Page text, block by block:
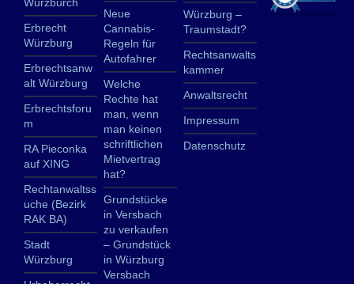
Erbrecht
Würzburg
Erbrechtsanw
alt Würzburg
Erbrechtsforu
m
RA Pieconka
auf XING
Rechtanwaltss
uche (Bezirk
RAK BA)
Stadt
Würzburg
Neue
Cannabis-
Regeln für
Autofahrer
Welche
Rechte hat
man, wenn
man keinen
schriftlichen
Mietvertrag
hat?
Grundstücke
in Versbach
zu verkaufen
– Grundstück
in Würzburg
Versbach
Würzburg –
Traumstadt?
Rechtsanwalts
kammer
Anwaltsrecht
Impressum
Datenschutz